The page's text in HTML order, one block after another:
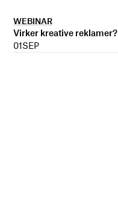
WEBINAR
Virker kreative reklamer?
01SEP